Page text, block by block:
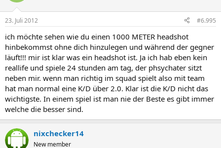
23. Juli 2012 #6.995
ich möchte sehen wie du einen 1000 METER headshot
hinbekommst ohne dich hinzulegen und während der gegner
läuft!!! mir ist klar was ein headshot ist. Ja ich hab eben kein
reallife und spiele 24 stunden am tag, der phsychater sitzt
neben mir. wenn man richtig im squad spielt also mit team
hat man normal eine K/D über 2.0. Klar ist die K/D nicht das
wichtigste. In einem spiel ist man nie der Beste es gibt immer
welche die besser sind.
nixchecker14
New member